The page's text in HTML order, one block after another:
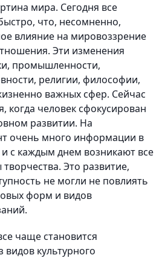
мира. Сегодня все
что, несомненно,
влияние на мировоззрение
Эти изменения
промышленности,
религии, философии,
важных сфер. Сейчас
когда человек сфокусирован
развитии. На
очень много информации в
с каждым днем возникают все
Это развитие,
не могли не повлиять
форм и видов
чаще становится
культурного